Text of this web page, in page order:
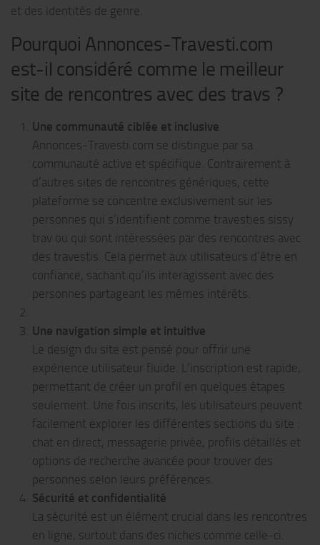
et des identités de genre.
Pourquoi Annonces-Travesti.com
est-il considéré comme le meilleur
site de rencontres avec des travs ?
Une communauté ciblée et inclusive
Annonces-Travesti.com se distingue par sa
communauté active et spécifique. Contrairement à
d’autres sites de rencontres génériques, cette
plateforme se concentre exclusivement sur les
personnes qui s’identifient comme travesties sissy
trav ou qui sont intéressées par des rencontres avec
des travestis. Cela permet aux utilisateurs d’être en
confiance, sachant qu’ils interagissent avec des
personnes partageant les mêmes intérêts.
Une navigation simple et intuitive
Le design du site est pensé pour offrir une
expérience utilisateur fluide. L’inscription est rapide,
permettant de créer un profil en quelques étapes
seulement. Une fois inscrits, les utilisateurs peuvent
facilement explorer les différentes sections du site :
chat en direct, messagerie privée, profils détaillés et
options de recherche avancée pour trouver des
personnes selon leurs préférences.
Sécurité et confidentialité
La sécurité est un élément crucial dans les rencontres
en ligne, surtout dans des niches comme celle-ci.